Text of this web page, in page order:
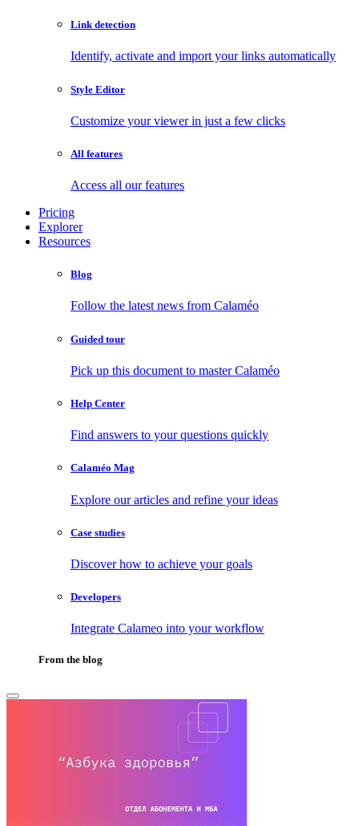
Link detection
Identify, activate and import your links automatically
Style Editor
Customize your viewer in just a few clicks
All features
Access all our features
Pricing
Explorer
Resources
Blog
Follow the latest news from Calaméo
Guided tour
Pick up this document to master Calaméo
Help Center
Find answers to your questions quickly
Calaméo Mag
Explore our articles and refine your ideas
Case studies
Discover how to achieve your goals
Developers
Integrate Calameo into your workflow
From the blog